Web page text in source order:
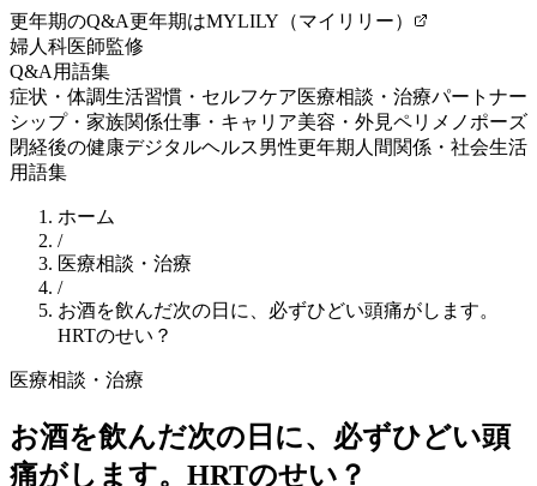
更年期のQ&A更年期はMYLILY（マイリリー）
婦人科医師監修
Q&A 用語集
症状・体調生活習慣・セルフケア医療相談・治療パートナー
シップ・家族関係仕事・キャリア美容・外見ペリメノポーズ
閉経後の健康デジタルヘルス男性更年期 人間関係・社会生活
用語集
ホーム
/
医療相談・治療
/
お酒を飲んだ次の日に、必ずひどい頭痛がします。
HRTのせい？
医療相談・治療
お酒を飲んだ次の日に、必ずひどい頭
痛がします。HRTのせい？